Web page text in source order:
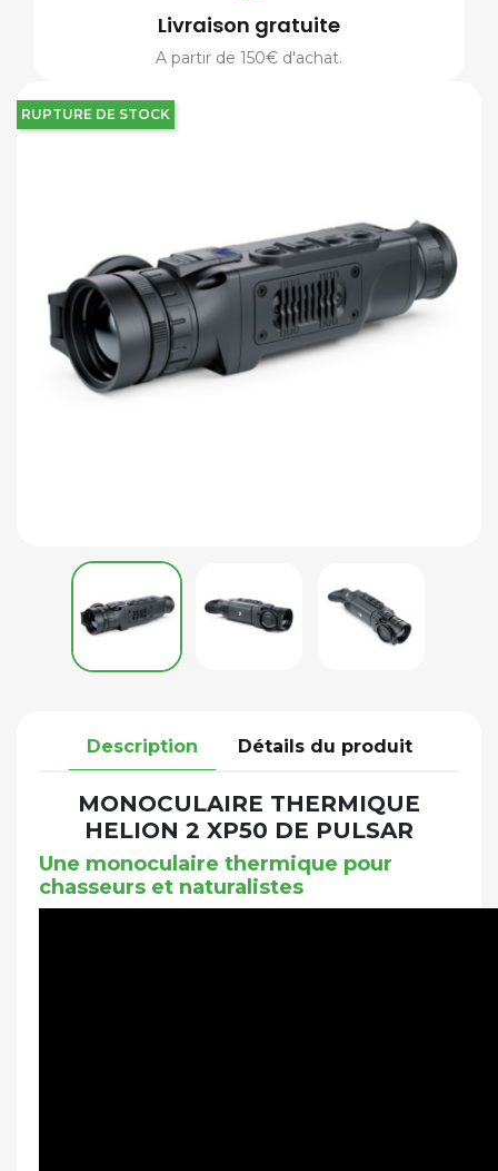
RUPTURE DE STOCK
Livraison gratuite
A partir de 150€ d'achat.
Description Détails du produit
MONOCULAIRE THERMIQUE
HELION 2 XP50 DE PULSAR
Une monoculaire thermique pour
chasseurs et naturalistes